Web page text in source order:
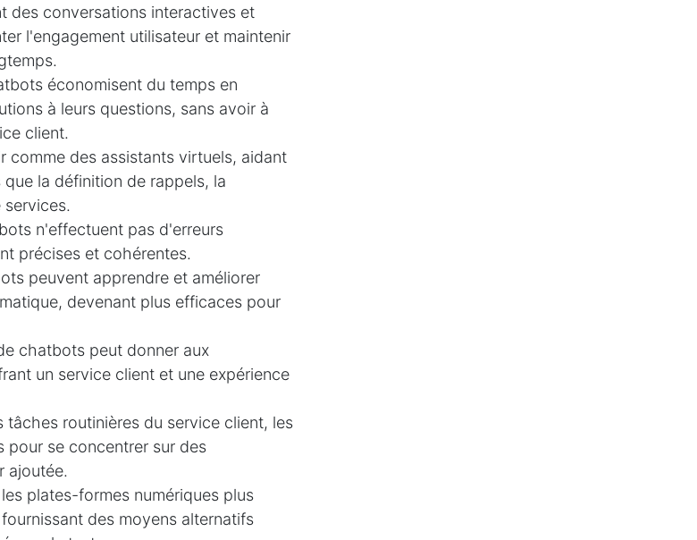
des conversations interactives et
l'engagement utilisateur et maintenir
économisent du temps en
à leurs questions, sans avoir à
client.
comme des assistants virtuels, aidant
la définition de rappels, la
n'effectuent pas d'erreurs
précises et cohérentes.
peuvent apprendre et améliorer
devenant plus efficaces pour
chatbots peut donner aux
un service client et une expérience
tâches routinières du service client, les
pour se concentrer sur des
ajoutée.
plates-formes numériques plus
des moyens alternatifs
Nous suivre
Linkedin
Darbtech Labs
Paris-France
Tél. : +33 1 88 33 41 64
Darbtech